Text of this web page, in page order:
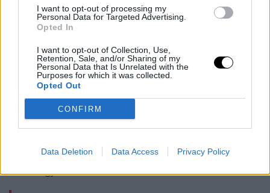
I want to opt-out of processing my
Personal Data for Targeted Advertising.
Opted In
I want to opt-out of Collection, Use,
Retention, Sale, and/or Sharing of my
Personal Data that Is Unrelated with the
Purposes for which it was collected.
Opted Out
CONFIRM
Data Deletion Data Access Privacy Policy
A post shared by BKFC (@bareknucklefc)
De nem csak erkölcsileg süllyedt egyre mélyebbre – a
sportkarrierje is romokba dőlt, ráadásul horrorsérülés
is hátráltatta abban, hogy visszatérjen. A Dustin Poirier
elleni trilógián eltört a lába, és Michael Chandlerrel sem
teljesen megváltozott, és szeretne egy szép örökséget
hátrahagyni.